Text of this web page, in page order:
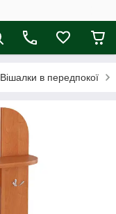
Вішалки в передпокої